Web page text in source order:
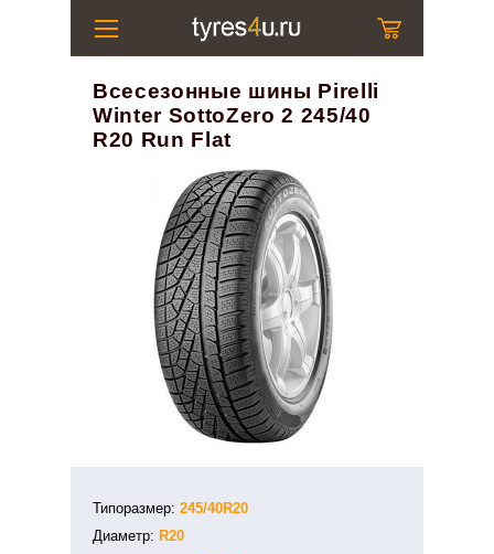
Всесезонные шины Pirelli
Winter SottoZero 2 245/40
R20 Run Flat
Типоразмер: 245/40R20
Диаметр: R20